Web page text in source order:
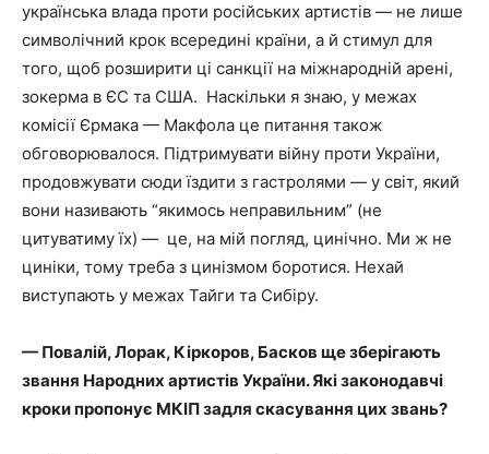
українська влада проти російських артистів — не лише
символічний крок всередині країни, а й стимул для
того, щоб розширити ці санкції на міжнародній арені,
зокерма в ЄС та США. Наскільки я знаю, у межах
комісії Єрмака — Макфола це питання також
обговорювалося. Підтримувати війну проти України,
продовжувати сюди їздити з гастролями — у світ, який
вони називають “якимось неправильним” (не
цитуватиму їх) — це, на мій погляд, цинічно. Ми ж не
циніки, тому треба з цинізмом боротися. Нехай
виступають у межах Тайги та Сибіру.
— Повалій, Лорак, Кіркоров, Басков ще зберігають
звання Народних артистів України. Які законодавчі
кроки пропонує МКІП задля скасування цих звань?